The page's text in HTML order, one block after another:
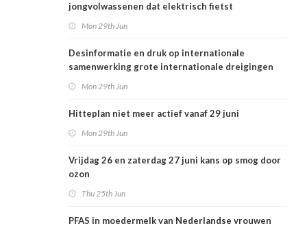
jongvolwassenen dat elektrisch fietst
Mon 29th Jun
Desinformatie en druk op internationale
samenwerking grote internationale dreigingen
Mon 29th Jun
Hitteplan niet meer actief vanaf 29 juni
Mon 29th Jun
Vrijdag 26 en zaterdag 27 juni kans op smog door
ozon
Thu 25th Jun
PFAS in moedermelk van Nederlandse vrouwen